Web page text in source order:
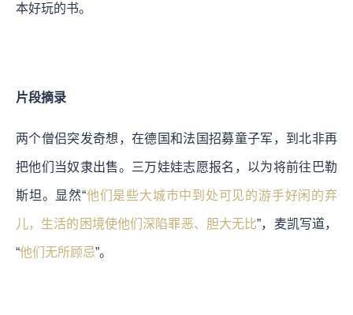
本好玩的书。
片段摘录
两个僧侣突发奇想，在德国和法国招募童子军，到北非再
把他们当奴隶出售。三万娃娃志愿报名，以为将前往巴勒
斯坦。显然“他们是些大城市中到处可见的游手好闲的弃
儿，生活的困境使他们深陷罪恶、胆大无比”，麦凯写道，
“他们无所顾忌”。